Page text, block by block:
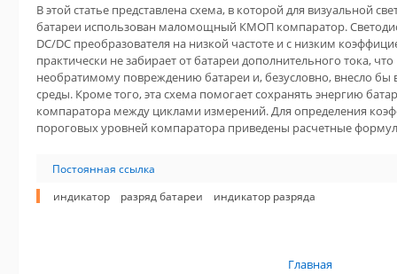
В этой статье представлена схема, в которой для визуальной
батареи использован маломощный КМОП компаратор.
DC/DC преобразователя на низкой частоте и с низким
практически не забирает от батареи дополнительного тока,
необратимому повреждению батареи и, безусловно, внесло
среды. Кроме того, эта схема помогает сохранять энергию
компаратора между циклами измерений. Для определения
пороговых уровней компаратора приведены расчетные
Постоянная ссылка
индикатор
разряд батареи индикатор разряда
Главная